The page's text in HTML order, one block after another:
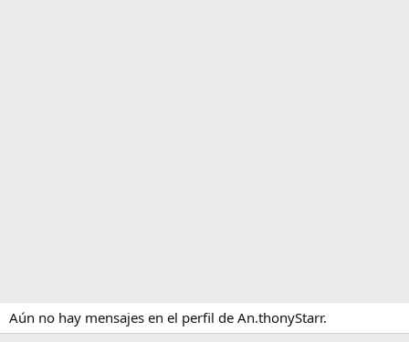
Aún no hay mensajes en el perfil de An.thonyStarr.